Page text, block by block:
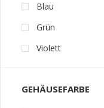
Blau
Grün
Violett
GEHÄUSEFARBE